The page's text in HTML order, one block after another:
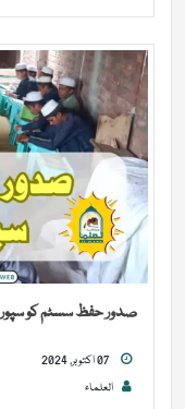
صدور حفظ سسٹم کو
العلماء